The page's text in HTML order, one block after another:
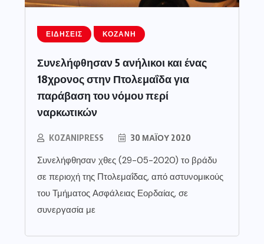
ΕΙΔΉΣΕΙΣ ΚΟΖΆΝΗ
Συνελήφθησαν 5 ανήλικοι και ένας
18χρονος στην Πτολεμαΐδα για
παράβαση του νόμου περί
ναρκωτικών
KOZANIPRESS 30 ΜΑΪ́ΟΥ 2020
Συνελήφθησαν χθες (29-05-2020) το βράδυ
σε περιοχή της Πτολεμαΐδας, από αστυνομικούς
του Τμήματος Ασφάλειας Εορδαίας, σε
συνεργασία με